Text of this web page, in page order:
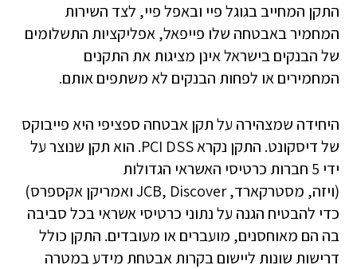
התקן המחייב בגוגל פיי ובאפל פיי, לצד השירות
המחמיר באבטחה שלו פייפאל, אפליקציות התשלומים
של הבנקים בישראל אינן מציגות את התקנים
המחמירים או לפחות הבנקים לא משתפים אותם.
היחידה שמצהירה על תקן אבטחה ספציפי היא פייבוקס
של דיסקונט. התקן נקרא PCI DSS. הוא תקן שנוצר על
ידי 5 חברות כרטיסי האשראי הגדולות
(ויזה, מסטרקארד, JCB, Discover ואמריקן אקספרס)
כדי להבטיח הגנה על נתוני כרטיסי אשראי בכל סביבה
בה הם מאוחסנים, מועברים או מעובדים. התקן כולל
דרישות שונות ליישום בקרות אבטחת מידע במטרה